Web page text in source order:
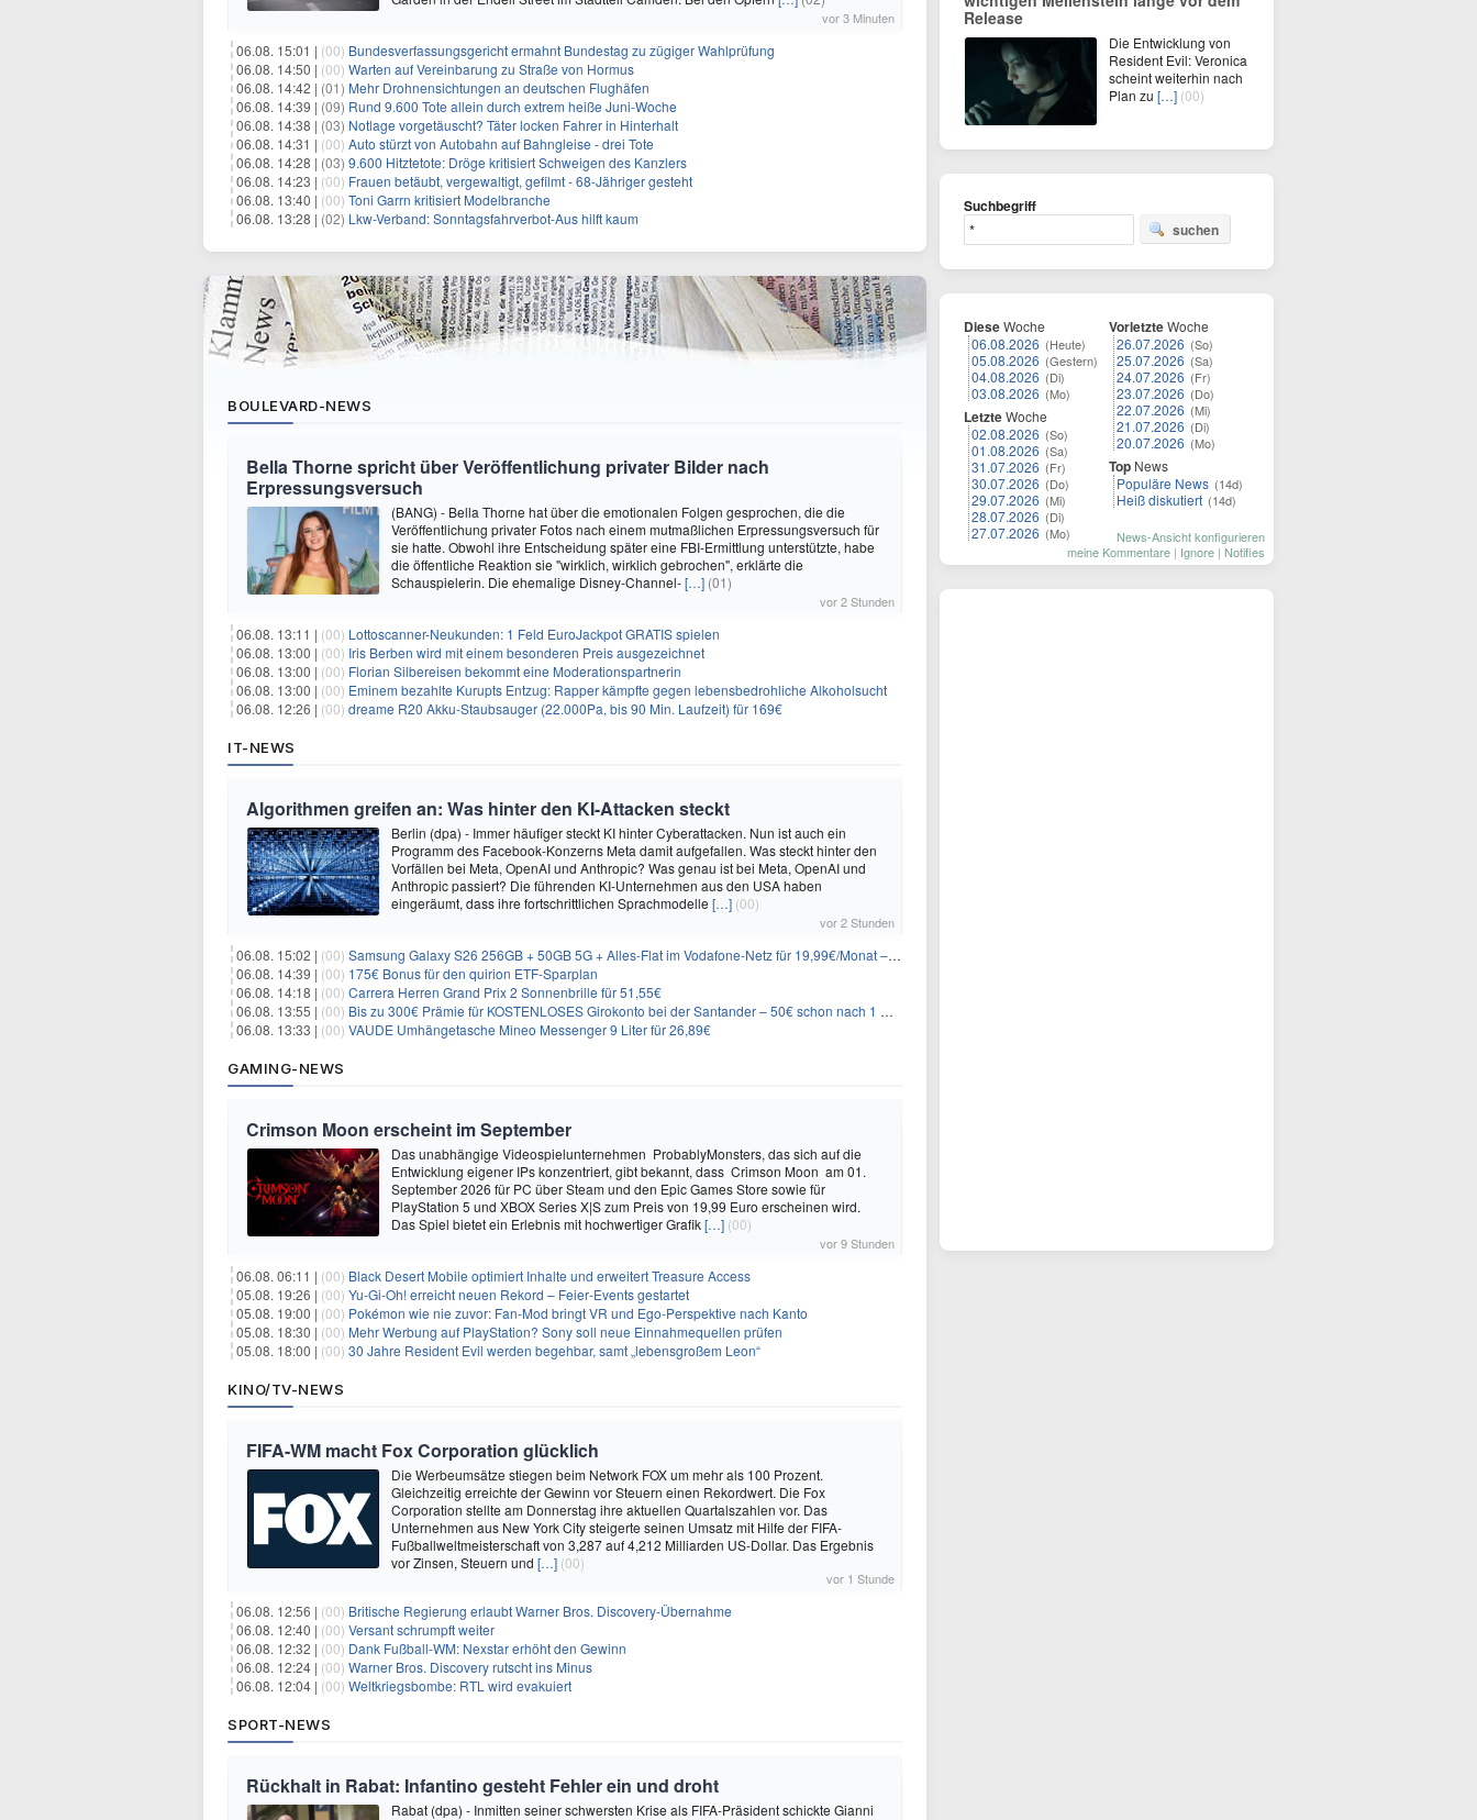
vor 3 Minuten
06.08. 15:01 | (00) Bundesverfassungsgericht ermahnt Bundestag zu zügiger Wahlprüfung
06.08. 14:50 | (00) Warten auf Vereinbarung zu Straße von Hormus
06.08. 14:42 | (01) Mehr Drohnensichtungen an deutschen Flughäfen
06.08. 14:39 | (09) Rund 9.600 Tote allein durch extrem heiße Juni-Woche
06.08. 14:38 | (03) Notlage vorgetäuscht? Täter locken Fahrer in Hinterhalt
06.08. 14:31 | (00) Auto stürzt von Autobahn auf Bahngleise - drei Tote
06.08. 14:28 | (03) 9.600 Hitztetote: Dröge kritisiert Schweigen des Kanzlers
06.08. 14:23 | (00) Frauen betäubt, vergewaltigt, gefilmt - 68-Jähriger gesteht
06.08. 13:40 | (00) Toni Garrn kritisiert Modelbranche
06.08. 13:28 | (02) Lkw-Verband: Sonntagsfahrverbot-Aus hilft kaum
BOULEVARD-NEWS
Bella Thorne spricht über Veröffentlichung privater Bilder nach
Erpressungsversuch
(BANG) - Bella Thorne hat über die emotionalen Folgen gesprochen, die die
Veröffentlichung privater Fotos nach einem mutmaßlichen Erpressungsversuch für
sie hatte. Obwohl ihre Entscheidung später eine FBI-Ermittlung unterstützte, habe
die öffentliche Reaktion sie "wirklich, wirklich gebrochen", erklärte die
Schauspielerin. Die ehemalige Disney-Channel-[…] (01)
vor 2 Stunden
06.08. 13:11 | (00) Lottoscanner-Neukunden: 1 Feld EuroJackpot GRATIS spielen
06.08. 13:00 | (00) Iris Berben wird mit einem besonderen Preis ausgezeichnet
06.08. 13:00 | (00) Florian Silbereisen bekommt eine Moderationspartnerin
06.08. 13:00 | (00) Eminem bezahlte Kurupts Entzug: Rapper kämpfte gegen lebensbedrohliche Alkoholsucht
06.08. 12:26 | (00) dreame R20 Akku-Staubsauger (22.000Pa, bis 90 Min. Laufzeit) für 169€
IT-NEWS
Algorithmen greifen an: Was hinter den KI-Attacken steckt
Berlin (dpa) - Immer häufiger steckt KI hinter Cyberattacken. Nun ist auch ein
Programm des Facebook-Konzerns Meta damit aufgefallen. Was steckt hinter den
Vorfällen bei Meta, OpenAI und Anthropic? Was genau ist bei Meta, OpenAI und
Anthropic passiert? Die führenden KI-Unternehmen aus den USA haben
eingeräumt, dass ihre fortschrittlichen Sprachmodelle […] (00)
vor 2 Stunden
06.08. 15:02 | (00) Samsung Galaxy S26 256GB + 50GB 5G + Alles-Flat im Vodafone-Netz für 19,99€/Monat – eff. 0,20€/Monat
06.08. 14:39 | (00) 175€ Bonus für den quirion ETF-Sparplan
06.08. 14:18 | (00) Carrera Herren Grand Prix 2 Sonnenbrille für 51,55€
06.08. 13:55 | (00) Bis zu 300€ Prämie für KOSTENLOSES Girokonto bei der Santander – 50€ schon nach 1 Woche!
06.08. 13:33 | (00) VAUDE Umhängetasche Mineo Messenger 9 Liter für 26,89€
GAMING-NEWS
Crimson Moon erscheint im September
Das unabhängige Videospielunternehmen ProbablyMonsters, das sich auf die
Entwicklung eigener IPs konzentriert, gibt bekannt, dass Crimson Moon am 01.
September 2026 für PC über Steam und den Epic Games Store sowie für
PlayStation 5 und XBOX Series X|S zum Preis von 19,99 Euro erscheinen wird.
Das Spiel bietet ein Erlebnis mit hochwertiger Grafik[…] (00)
vor 9 Stunden
06.08. 06:11 | (00) Black Desert Mobile optimiert Inhalte und erweitert Treasure Access
05.08. 19:26 | (00) Yu‑Gi‑Oh! erreicht neuen Rekord – Feier‑Events gestartet
05.08. 19:00 | (00) Pokémon wie nie zuvor: Fan-Mod bringt VR und Ego-Perspektive nach Kanto
05.08. 18:30 | (00) Mehr Werbung auf PlayStation? Sony soll neue Einnahmequellen prüfen
05.08. 18:00 | (00) 30 Jahre Resident Evil werden begehbar, samt „lebensgroßem Leon“
KINO/TV-NEWS
FIFA-WM macht Fox Corporation glücklich
Die Werbeumsätze stiegen beim Network FOX um mehr als 100 Prozent.
Gleichzeitig erreichte der Gewinn vor Steuern einen Rekordwert. Die Fox
Corporation stellte am Donnerstag ihre aktuellen Quartalszahlen vor. Das
Unternehmen aus New York City steigerte seinen Umsatz mit Hilfe der FIFA-
Fußballweltmeisterschaft von 3,287 auf 4,212 Milliarden US-Dollar. Das Ergebnis
vor Zinsen, Steuern und […] (00)
vor 1 Stunde
06.08. 12:56 | (00) Britische Regierung erlaubt Warner Bros. Discovery-Übernahme
06.08. 12:40 | (00) Versant schrumpft weiter
06.08. 12:32 | (00) Dank Fußball-WM: Nexstar erhöht den Gewinn
06.08. 12:24 | (00) Warner Bros. Discovery rutscht ins Minus
06.08. 12:04 | (00) Weltkriegsbombe: RTL wird evakuiert
SPORT-NEWS
Rückhalt in Rabat: Infantino gesteht Fehler ein und droht
Rabat (dpa) - Inmitten seiner schwersten Krise als FIFA-Präsident schickte Gianni
Release
Die Entwicklung von
Resident Evil: Veronica
scheint weiterhin nach
Plan zu […] (00)
Suchbegriff
suchen
DieseWoche
06.08.2026 (Heute)
05.08.2026 (Gestern)
04.08.2026 (Di)
03.08.2026 (Mo)
LetzteWoche
02.08.2026 (So)
01.08.2026 (Sa)
31.07.2026 (Fr)
30.07.2026 (Do)
29.07.2026 (Mi)
28.07.2026 (Di)
27.07.2026 (Mo)
VorletzteWoche
26.07.2026 (So)
25.07.2026 (Sa)
24.07.2026 (Fr)
23.07.2026 (Do)
22.07.2026 (Mi)
21.07.2026 (Di)
20.07.2026 (Mo)
Top News
Populäre News (14d)
Heiß diskutiert (14d)
News-Ansicht konfigurieren
meine Kommentare | Ignore | Notifies